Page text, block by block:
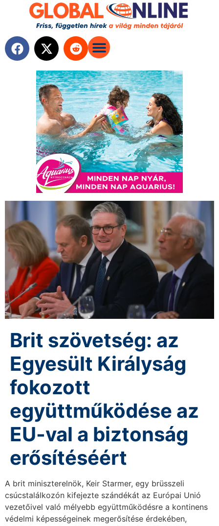
Brit szövetség: az
Egyesült Királyság
fokozott
együttműködése az
EU-val a biztonság
erősítéséért
A brit miniszterelnök, Keir Starmer, egy brüsszeli
csúcstalálkozón kifejezte szándékát az Európai Unió
vezetőivel való mélyebb együttműködésre a kontinens
védelmi képességeinek megerősítése érdekében,